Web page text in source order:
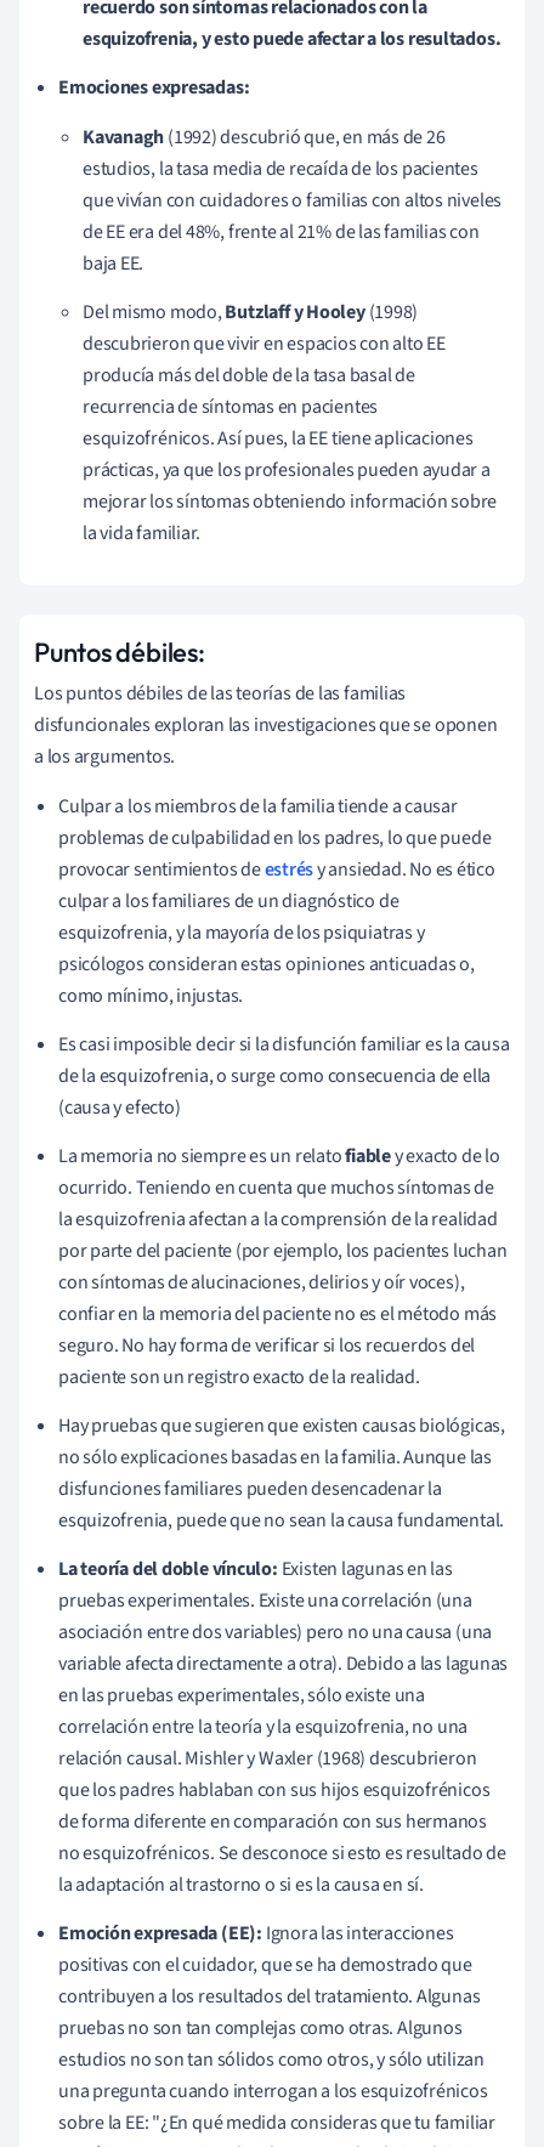
recuerdo son síntomas relacionados con la
esquizofrenia, y esto puede afectar a los resultados.
Emociones expresadas:
Kavanagh(1992) descubrió que, en más de 26
estudios, la tasa media de recaída de los pacientes
que vivían con cuidadores o familias con altos niveles
de EE era del 48%, frente al 21% de las familias con
baja EE.
Del mismo modo,Butzlaff y Hooley(1998)
descubrieron que vivir en espacios con alto EE
producía más del doble de la tasa basal de
recurrencia de síntomas en pacientes
esquizofrénicos. Así pues, la EE tiene aplicaciones
prácticas, ya que los profesionales pueden ayudar a
mejorar los síntomas obteniendo información sobre
la vida familiar.
Puntos débiles:
Los puntos débiles de las teorías de las familias
disfuncionales exploran las investigaciones que se oponen
a los argumentos.
Culpar a los miembros de la familia tiende a causar
problemas de culpabilidad en los padres, lo que puede
provocar sentimientos deestrésy ansiedad. No es ético
culpar a los familiares de un diagnóstico de
esquizofrenia, y la mayoría de los psiquiatras y
psicólogos consideran estas opiniones anticuadas o,
como mínimo, injustas.
Es casi imposible decir si la disfunción familiar es la causa
de la esquizofrenia, o surge como consecuencia de ella
(causa y efecto)
La memoria no siempre es un relatofiabley exacto de lo
ocurrido. Teniendo en cuenta que muchos síntomas de
la esquizofrenia afectan a la comprensión de la realidad
por parte del paciente (por ejemplo, los pacientes luchan
con síntomas de alucinaciones, delirios y oír voces),
confiar en la memoria del paciente no es el método más
seguro. No hay forma de verificar si los recuerdos del
paciente son un registro exacto de la realidad.
Hay pruebas que sugieren que existen causas biológicas,
no sólo explicaciones basadas en la familia. Aunque las
disfunciones familiares pueden desencadenar la
esquizofrenia, puede que no sean la causa fundamental.
La teoría del doble vínculo: Existen lagunas en las
pruebas experimentales. Existe una correlación (una
asociación entre dos variables) pero no una causa (una
variable afecta directamente a otra). Debido a las lagunas
en las pruebas experimentales, sólo existe una
correlación entre la teoría y la esquizofrenia, no una
relación causal. Mishler y Waxler (1968) descubrieron
que los padres hablaban con sus hijos esquizofrénicos
de forma diferente en comparación con sus hermanos
no esquizofrénicos. Se desconoce si esto es resultado de
la adaptación al trastorno o si es la causa en sí.
Emoción expresada (EE): Ignora las interacciones
positivas con el cuidador, que se ha demostrado que
contribuyen a los resultados del tratamiento. Algunas
pruebas no son tan complejas como otras. Algunos
estudios no son tan sólidos como otros, y sólo utilizan
una pregunta cuando interrogan a los esquizofrénicos
sobre la EE: "¿En qué medida consideras que tu familiar